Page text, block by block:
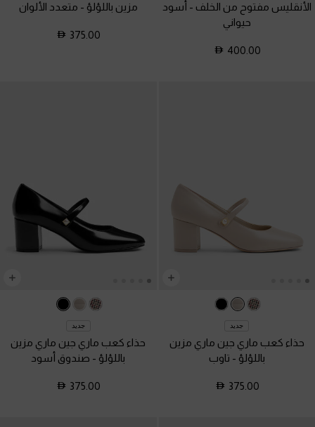
الأنقليس مفتوح من الخلف - أسود
حيواني
400.00
مزين باللؤلؤ - متعدد الألوان
375.00
جديد
حذاء كعب ماري جين ماري مزين
باللؤلؤ - تاوب
375.00
جديد
حذاء كعب ماري جين ماري مزين
باللؤلؤ - صندوق أسود
375.00